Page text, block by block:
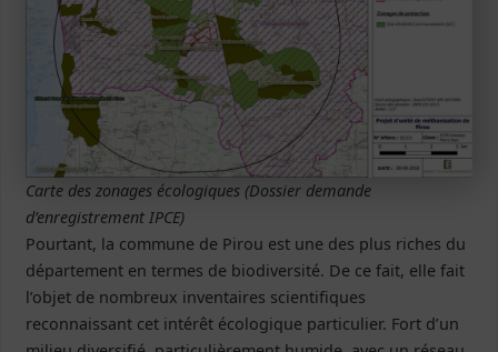
Carte des zonages écologiques (Dossier demande
d’enregistrement IPCE)
Pourtant, la commune de Pirou est une des plus riches du
département en termes de biodiversité. De ce fait, elle fait
l’objet de nombreux inventaires scientifiques
reconnaissant cet intérêt écologique particulier. Fort d’un